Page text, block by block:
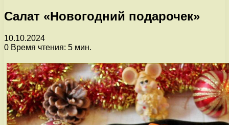
Салат «Новогодний подарочек»
10.10.2024
0 Время чтения: 5 мин.